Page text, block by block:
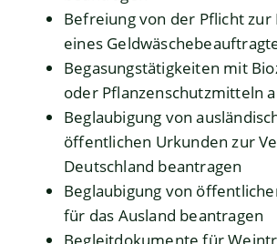
Befreiung von der Pflicht zur
eines
Begasungstätigkeiten mit
oder Pflanzenschutzmitteln
Beglaubigung von
öffentlichen Urkunden zur
Deutschland beantragen
Beglaubigung von
für das Ausland beantragen